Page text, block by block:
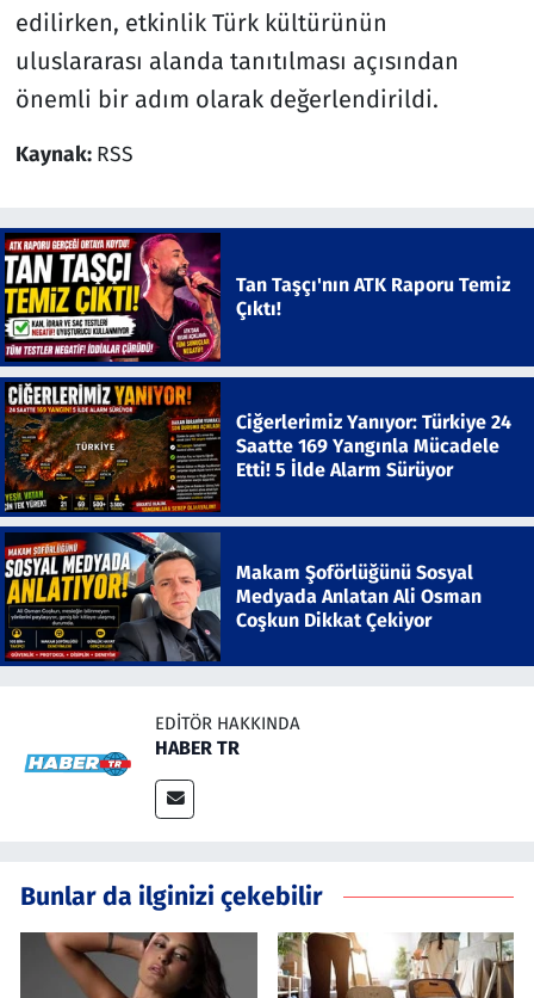
edilirken, etkinlik Türk kültürünün
uluslararası alanda tanıtılması açısından
önemli bir adım olarak değerlendirildi.
Kaynak: RSS
Tan Taşçı'nın ATK Raporu Temiz
Çıktı!
Ciğerlerimiz Yanıyor: Türkiye 24
Saatte 169 Yangınla Mücadele
Etti! 5 İlde Alarm Sürüyor
Makam Şoförlüğünü Sosyal
Medyada Anlatan Ali Osman
Coşkun Dikkat Çekiyor
EDITÖR HAKKINDA
HABER TR
Bunlar da ilginizi çekebilir